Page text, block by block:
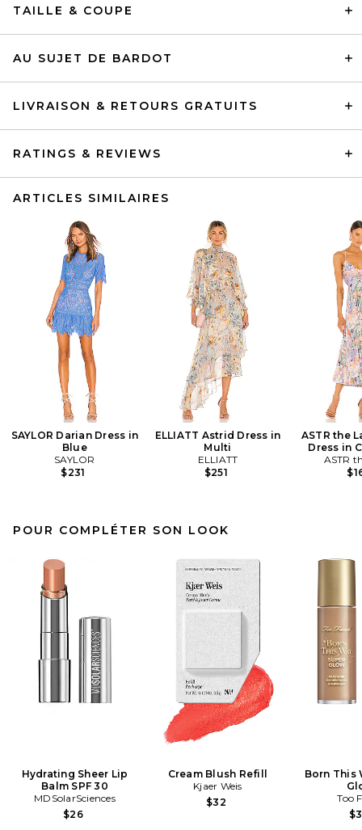
TAILLE & COUPE
AU SUJET DE BARDOT
LIVRAISON & RETOURS GRATUITS
RATINGS & REVIEWS
ARTICLES SIMILAIRES
SAYLOR Darian Dress in
Blue
SAYLOR
$231
ELLIATT Astrid Dress in
Multi
ELLIATT
$251
ASTR the
Dress in
ASTR
POUR COMPLÉTER SON LOOK
Hydrating Sheer Lip
Balm SPF 30
MDSolarSciences
$26
Cream Blush Refill
Kjaer Weis
$32
Born This
Too